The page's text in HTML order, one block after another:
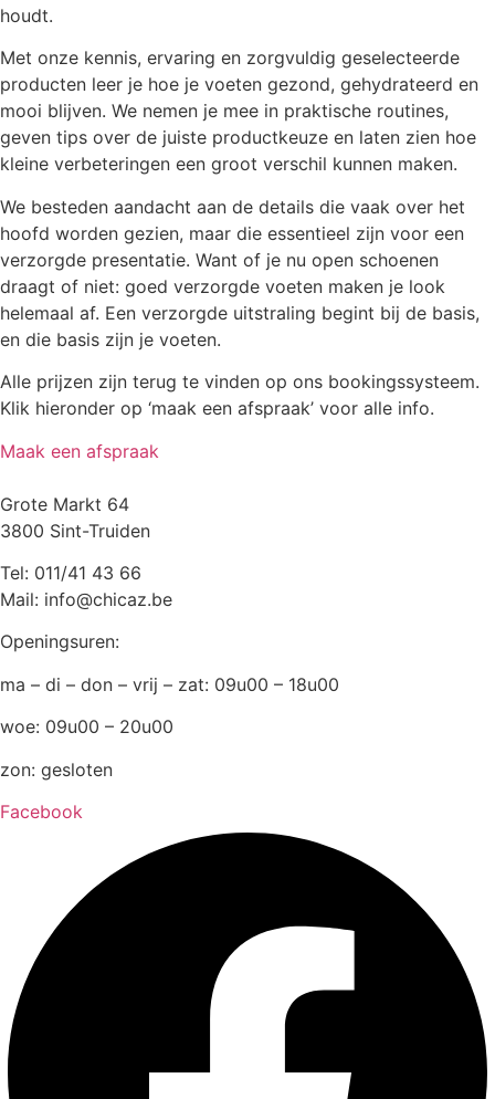
houdt.
Met onze kennis, ervaring en zorgvuldig geselecteerde
producten leer je hoe je voeten gezond, gehydrateerd en
mooi blijven. We nemen je mee in praktische routines,
geven tips over de juiste productkeuze en laten zien hoe
kleine verbeteringen een groot verschil kunnen maken.
We besteden aandacht aan de details die vaak over het
hoofd worden gezien, maar die essentieel zijn voor een
verzorgde presentatie. Want of je nu open schoenen
draagt of niet: goed verzorgde voeten maken je look
helemaal af. Een verzorgde uitstraling begint bij de basis,
en die basis zijn je voeten.
Alle prijzen zijn terug te vinden op ons bookingssysteem.
Klik hieronder op ‘maak een afspraak’ voor alle info.
Maak een afspraak
Grote Markt 64
3800 Sint-Truiden
Tel: 011/41 43 66
Mail: info@chicaz.be
Openingsuren:
ma – di – don – vrij – zat: 09u00 – 18u00
woe: 09u00 – 20u00
zon: gesloten
Facebook